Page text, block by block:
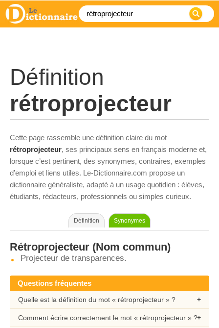
Définition
rétroprojecteur
Cette page rassemble une définition claire du mot
rétroprojecteur, ses principaux sens en français moderne et,
lorsque c’est pertinent, des synonymes, contraires, exemples
d’emploi et liens utiles. Le-Dictionnaire.com propose un
dictionnaire généraliste, adapté à un usage quotidien : élèves,
étudiants, rédacteurs, professionnels ou simples curieux.
Définition Synonymes
Rétroprojecteur (Nom commun)
Projecteur de transparences.
Questions fréquentes
Quelle est la définition du mot « rétroprojecteur » ?
Comment écrire correctement le mot « rétroprojecteur » ?